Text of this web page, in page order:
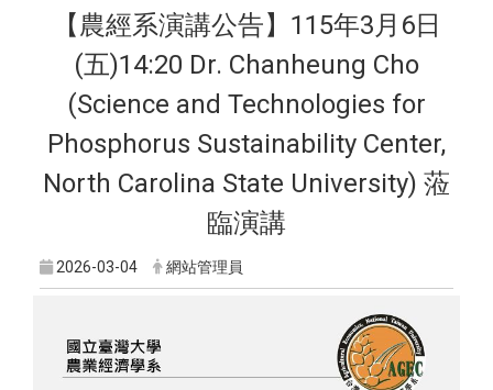
【農經系演講公告】115年3月6日
(五)14:20 Dr. Chanheung Cho
(Science and Technologies for
Phosphorus Sustainability Center,
North Carolina State University) 蒞
臨演講
2026-03-04 網站管理員